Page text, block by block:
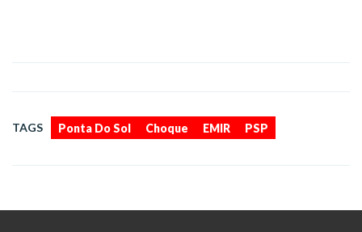
TAGS Ponta Do Sol Choque EMIR PSP